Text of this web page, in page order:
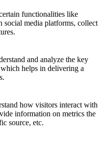
functionalities like
social media platforms, collect
and analyze the key
helps in delivering a
how visitors interact with
information on metrics the
source, etc.